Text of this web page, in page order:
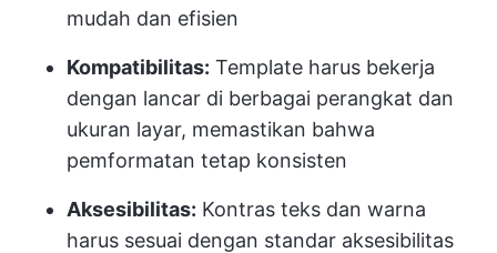
mudah dan efisien
Kompatibilitas: Template harus bekerja
dengan lancar di berbagai perangkat dan
ukuran layar, memastikan bahwa
pemformatan tetap konsisten
Aksesibilitas: Kontras teks dan warna
harus sesuai dengan standar aksesibilitas